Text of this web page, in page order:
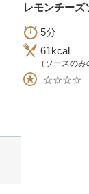
レモンチーズ
5分
61kcal
（ソースのみ
☆☆☆☆